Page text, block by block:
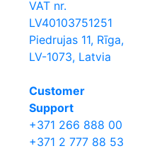
VAT nr.
LV40103751251
Piedrujas 11, Rīga,
LV-1073, Latvia
Сustomer
Support
+371 266 888 00
+371 2 777 88 53